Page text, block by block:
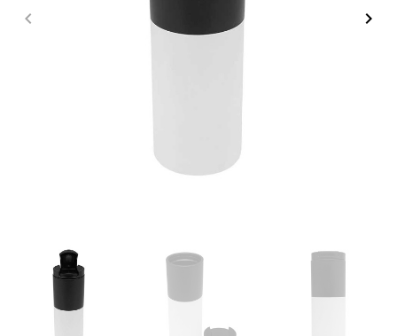
Anterior
keyboard_arrow_left keyboard_arrow_right